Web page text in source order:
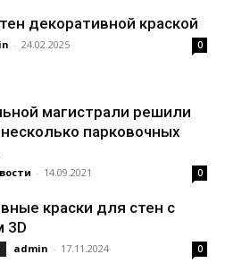
декоративной краской
- 24.02.2025 0
магистрали решили
парковочных
- 14.09.2021 0
краски для стен с
3D
admin - 17.11.2024 0